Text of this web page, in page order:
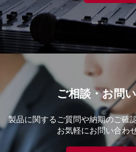
ご相談・お問
製品に関するご質問や納期のご確
お気軽にお問い合わ